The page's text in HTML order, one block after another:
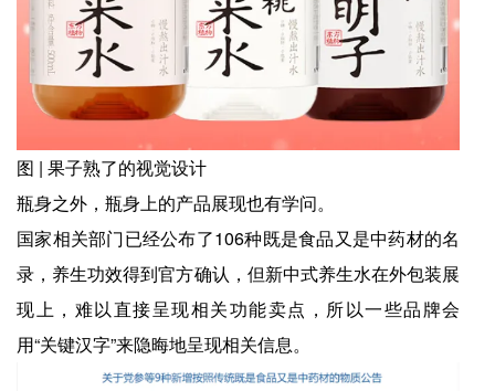
图 | 果子熟了的视觉设计
瓶身之外，瓶身上的产品展现也有学问。
国家相关部门已经公布了106种既是食品又是中药材的名
录，养生功效得到官方确认，但新中式养生水在外包装展
现上，难以直接呈现相关功能卖点，所以一些品牌会
用“关键汉字”来隐晦地呈现相关信息。